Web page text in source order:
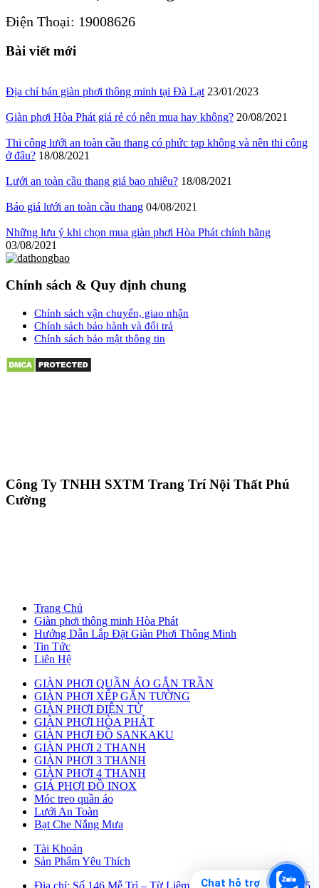
Điện Thoại: 19008626
Bài viết mới
Địa chỉ bán giàn phơi thông minh tại Đà Lạt 23/01/2023
Giàn phơi Hòa Phát giá rẻ có nên mua hay không? 20/08/2021
Thi công lưới an toàn cầu thang có phức tạp không và nên thi công
ở đâu? 18/08/2021
Lưới an toàn cầu thang giá bao nhiêu? 18/08/2021
Báo giá lưới an toàn cầu thang 04/08/2021
Những lưu ý khi chọn mua giàn phơi Hòa Phát chính hãng
03/08/2021
Chính sách & Quy định chung
Chính sách vận chuyển, giao nhận
Chính sách bảo hành và đổi trả
Chính sách bảo mật thông tin
Công Ty TNHH SXTM Trang Trí Nội Thất Phú
Cường
Trang Chủ
Giàn phơi thông minh Hòa Phát
Hướng Dẫn Lắp Đặt Giàn Phơi Thông Minh
Tin Tức
Liên Hệ
GIÀN PHƠI QUẦN ÁO GẮN TRẦN
GIÀN PHƠI XẾP GẮN TƯỜNG
GIÀN PHƠI ĐIỆN TỬ
GIÀN PHƠI HÒA PHÁT
GIÀN PHƠI ĐỒ SANKAKU
GIÀN PHƠI 2 THANH
GIÀN PHƠI 3 THANH
GIÀN PHƠI 4 THANH
GIÁ PHƠI ĐỒ INOX
Móc treo quần áo
Lưới An Toàn
Bạt Che Nắng Mưa
Tài Khoản
Sản Phẩm Yêu Thích
Địa chỉ: Số 146 Mễ Trì – Từ Liêm – Hà Nội. – Hotline: 0485
Chat hỗ trợ